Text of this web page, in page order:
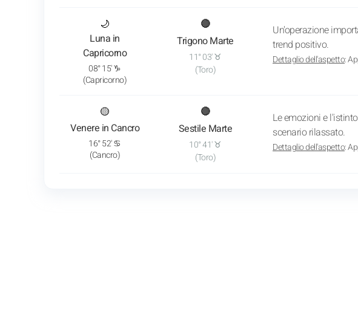
🌙
Luna in
Capricorno
: Vedi l'analisi del transito
08° 15' ♑
(Capricorno)
🔴
Trigono Marte
11° 03' ♉
(Toro)
Un'operazione
trend positivo.
Dettaglio dell'aspetto:
🟡
Venere in Cancro
: Vedi l'analisi del transito
16° 52' ♋
(Cancro)
🔴
Sestile Marte
10° 41' ♉
(Toro)
Le emozioni e
scenario rilassato.
Dettaglio dell'aspetto: